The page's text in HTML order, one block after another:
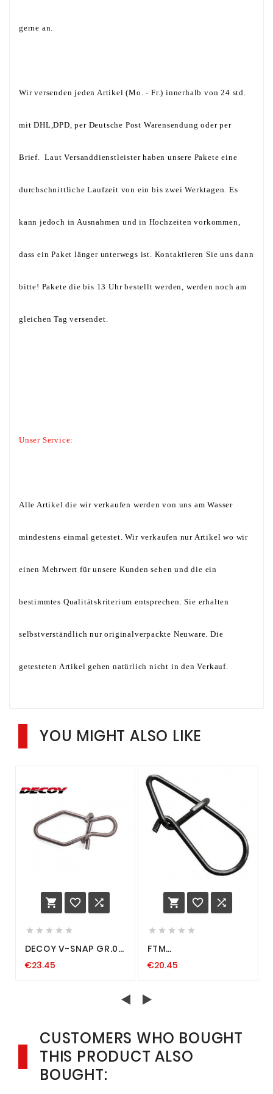
gerne an.
Wir versenden jeden Artikel (Mo. - Fr.) innerhalb von 24 std.
mit DHL,DPD, per Deutsche Post Warensendung oder per
Brief. Laut Versanddienstleister haben unsere Pakete eine
durchschnittliche Laufzeit von ein bis zwei Werktagen. Es
kann jedoch in Ausnahmen und in Hochzeiten vorkommen,
dass ein Paket länger unterwegs ist. Kontaktieren Sie uns dann
bitte! Pakete die bis 13 Uhr bestellt werden, werden noch am
gleichen Tag versendet.
Unser Service:
Alle Artikel die wir verkaufen werden von uns am Wasser
mindestens einmal getestet. Wir verkaufen nur Artikel wo wir
einen Mehrwert für unsere Kunden sehen und die ein
bestimmtes Qualitätskriterium entsprechen. Sie erhalten
selbstverständlich nur originalverpackte Neuware. Die
getesteten Artikel gehen natürlich nicht in den Verkauf.
YOU MIGHT ALSO LIKE
  
    
DECOY V-SNAP GR.0 1
AUSWAHL HOHE
€23.45
  
    
FTM
V SNAP SPOON
€20.45
CUSTOMERS WHO BOUGHT
THIS PRODUCT ALSO
BOUGHT: